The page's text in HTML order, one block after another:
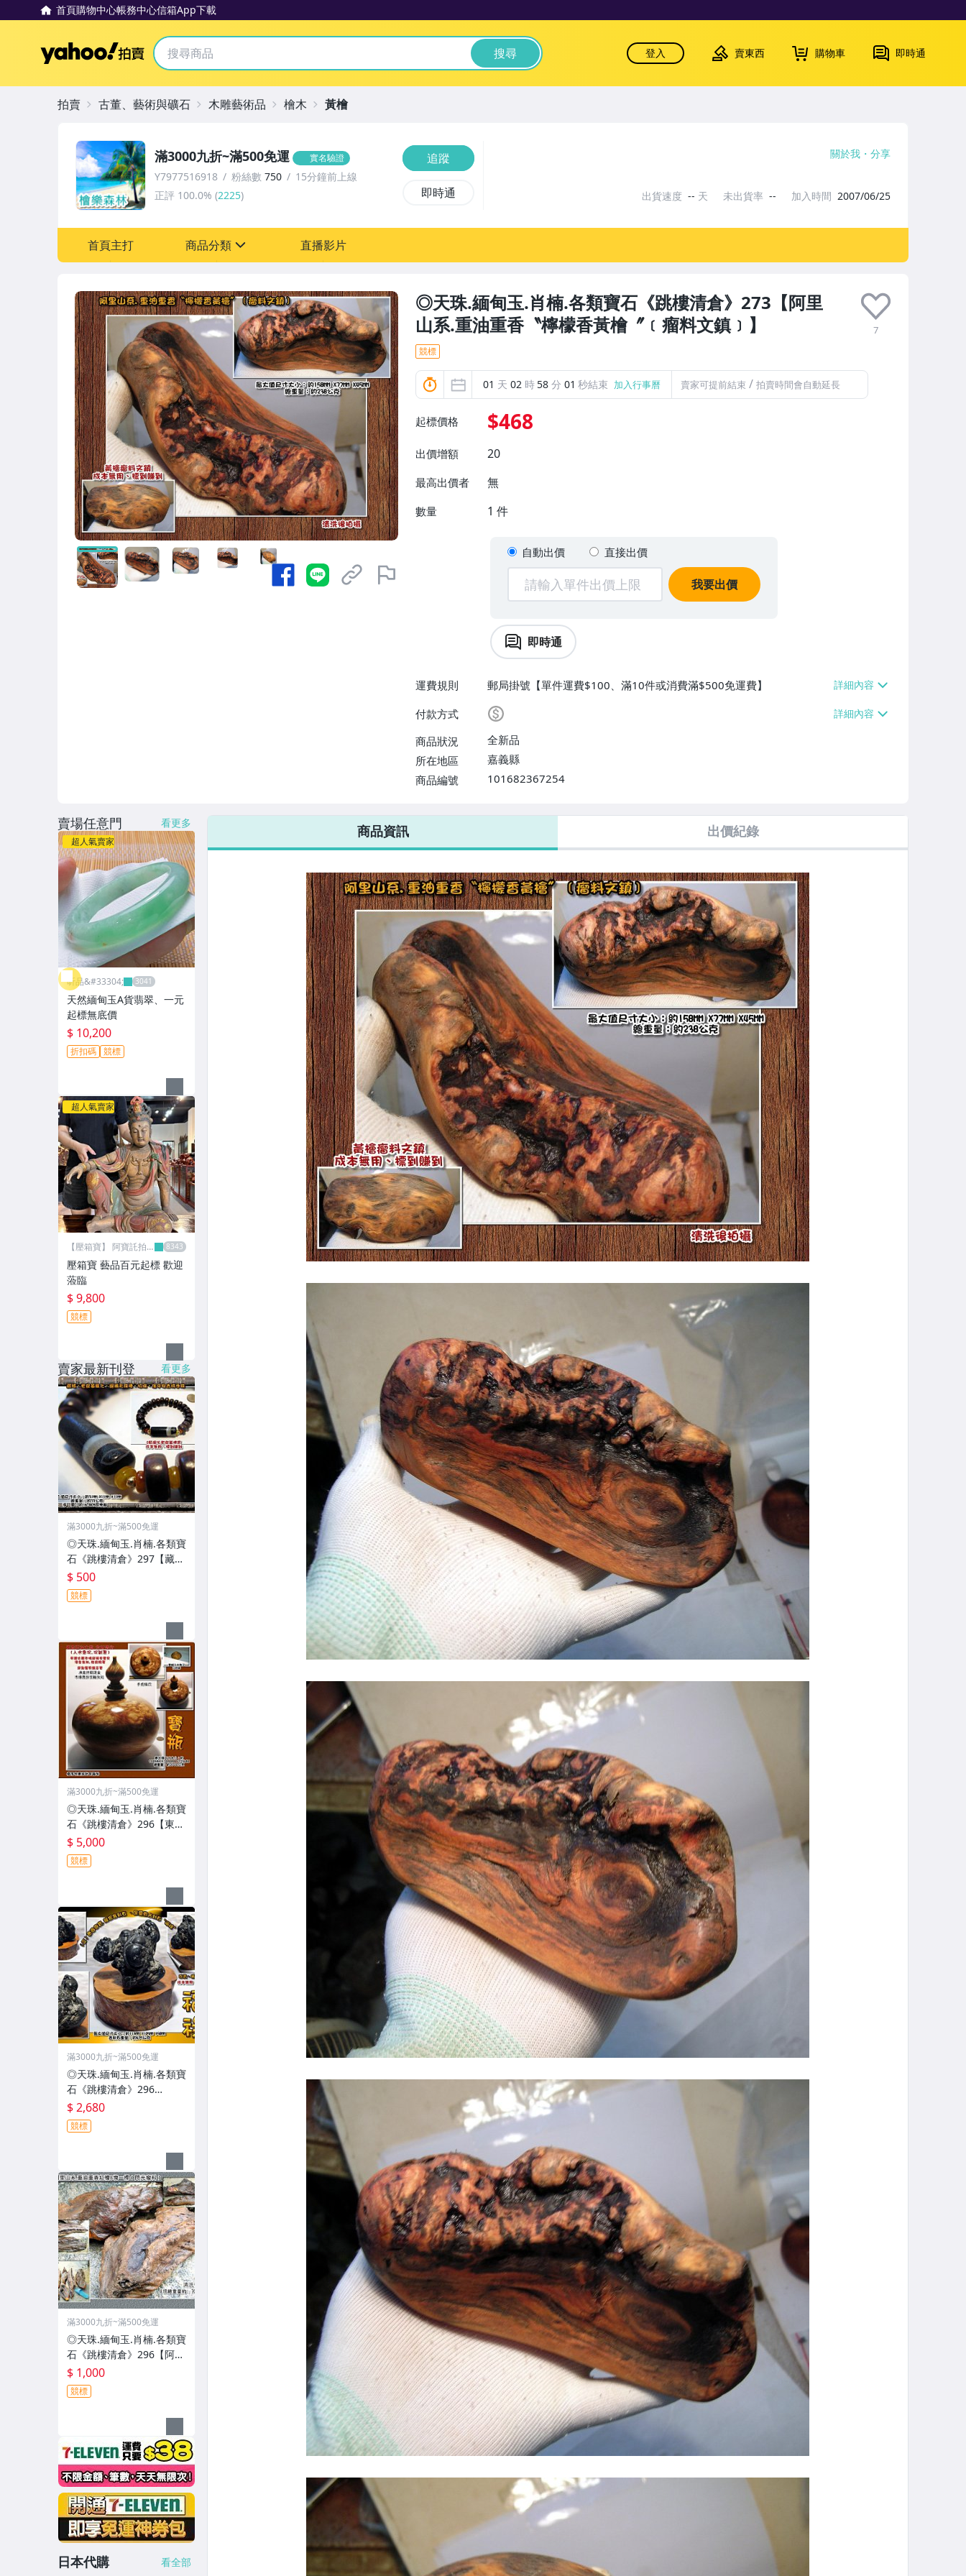
首頁購物中心帳務中心信箱App下載
Yahoo拍賣 搜尋 登入 賣東西 購物車 即時通
◎天珠.緬甸玉.肖楠.各類寶石《跳樓清倉》273【阿里
山系.重油重香〝檸檬香黃檜〞﹝瘤料文鎮﹞】
7
競標
01 天 02 時 57 分 59 秒結束 加入行事曆 賣家可提前結束 / 拍賣時間會自動延長
起標價格 $468
出價增額 20
最高出價者 無
數量 1 件
自動出價 直接出價
我要出價
即時通
運費規則
郵局掛號【單件運費$100、滿10件或消費滿$500免運費】
付款方式
商品狀況
全新品
所在地區
嘉義縣
商品編號
101682367254
滿3000九折~滿500免運 實名驗證
Y7977516918 粉絲數 750
15分鐘前上線
正評 100.0% (2225)
追蹤
即時通
關於我 分享
出貨速度 -- 天 未出貨率 -- 加入時間 2007/06/25
首頁主打 商品分類
古董、藝術與礦石
手錶與飾品配件
直播影片
拍賣 古董、藝術與礦石 木雕藝術品 檜木 黃檜
商品資訊 出價紀錄
賣場任意門 看更多
超人氣賣家
昕品&#33304;
天然緬甸玉A貨翡翠、一元
起標無底價
$ 10,200
折扣碼 競標
超人氣賣家
【壓箱寶】 阿寶託拍
壓箱寶 藝品百元起標 歡迎
蒞臨
$ 9,800
競標
賣家最新刊登 看更多
滿3000九折~滿500免運
◎天珠.緬甸玉.肖楠.各類寶
石《跳樓清倉》297【藏
域、老皮革風化、絕稀天
珠棒、招福、保平安吉祥
手珠】
$ 500
競標
滿3000九折~滿500免運
◎天珠.緬甸玉.肖楠.各類寶
石《跳樓清倉》296【東南
亞柚木瘤.招財寶瓶﹝入水
急沉.沉到底﹞】
$ 5,000
競標
滿3000九折~滿500免運
◎天珠.緬甸玉.肖楠.各類寶
石《跳樓清倉》296
【﹝正﹞泰國國寶.龍宮舍
利石 ﹝黑靈骨舍利石〝福
祿〞﹞】
$ 2,680
競標
滿3000九折~滿500免運
◎天珠.緬甸玉.肖楠.各類寶
石《跳樓清倉》296【阿里
山系.重油重香紅檜8塊一標
﹝閃光瘤料﹞】
$ 1,000
競標
日本代購 看全部